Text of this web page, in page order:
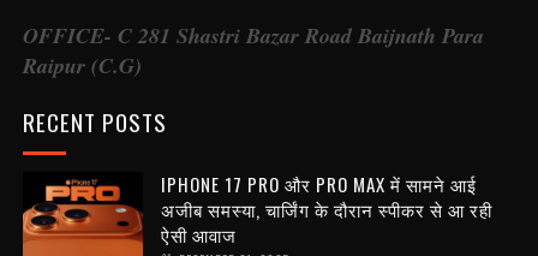
OFFICE- C 281 Shastri Bazar Road Baijnath Para
Raipur (C.G)
RECENT POSTS
IPHONE 17 PRO और PRO MAX में सामने आई
अजीब समस्या, चार्जिंग के दौरान स्पीकर से आ रही
ऐसी आवाज